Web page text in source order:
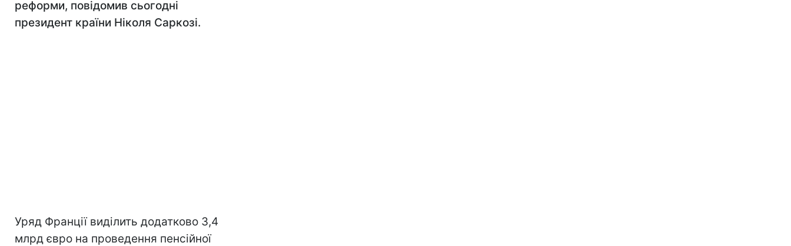
реформи, повідомив сьогодні
президент країни Ніколя Саркозі.
Уряд Франції виділить додатково 3,4
млрд євро на проведення пенсійної